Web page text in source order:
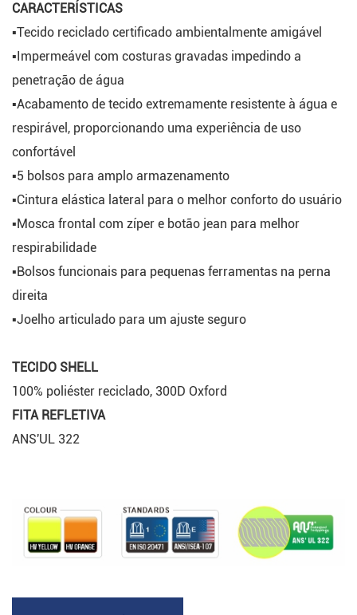
CARACTERÍSTICAS
▪Tecido reciclado certificado ambientalmente amigável
▪Impermeável com costuras gravadas impedindo a
penetração de água
▪Acabamento de tecido extremamente resistente à água e
respirável, proporcionando uma experiência de uso
confortável
▪5 bolsos para amplo armazenamento
▪Cintura elástica lateral para o melhor conforto do usuário
▪Mosca frontal com zíper e botão jean para melhor
respirabilidade
▪Bolsos funcionais para pequenas ferramentas na perna
direita
▪Joelho articulado para um ajuste seguro
TECIDO SHELL
100% poliéster reciclado, 300D Oxford
FITA REFLETIVA
ANS'UL 322